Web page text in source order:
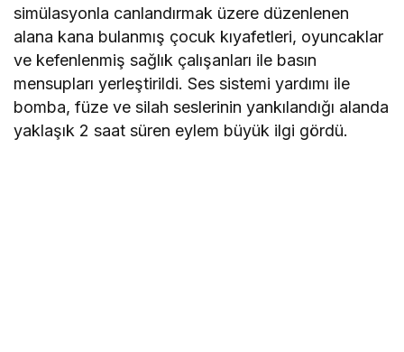
simülasyonla canlandırmak üzere düzenlenen
alana kana bulanmış çocuk kıyafetleri, oyuncaklar
ve kefenlenmiş sağlık çalışanları ile basın
mensupları yerleştirildi. Ses sistemi yardımı ile
bomba, füze ve silah seslerinin yankılandığı alanda
yaklaşık 2 saat süren eylem büyük ilgi gördü.